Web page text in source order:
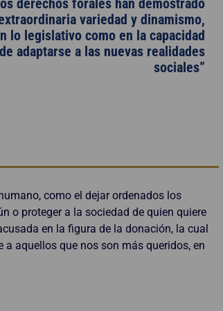
variedad y dinamismo,
lo legislativo como en la capacidad
de adaptarse a las nuevas realidades
sociales”
como el dejar ordenados los
o proteger a la sociedad de quien quiere
en la figura de la donación, la cual
aquellos que nos son más queridos, en